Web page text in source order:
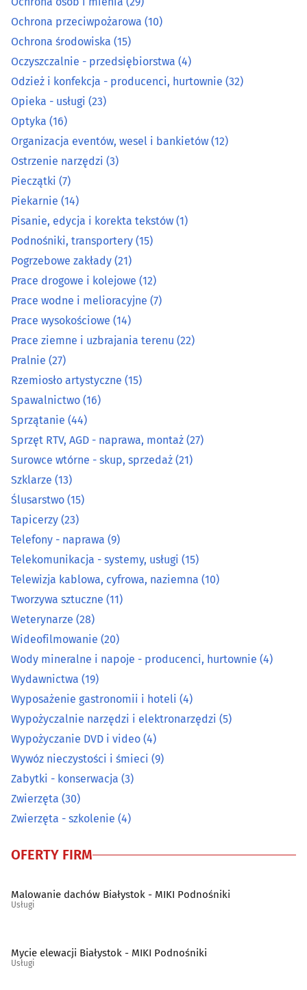
Mleko i produkty mleczne - producenci, hurtownie
Mrożonki (4)
Ochrona osób i mienia(29)
Ochrona przeciwpożarowa
Ochrona środowiska(15)
Oczyszczalnie - przedsiębiorstwa
Odzież i konfekcja - producenci, hurtownie
Opieka - usługi(23)
(16)
Organizacja eventów, wesel i bankietów
Ostrzenie narzędzi
Pieczątki (7)
Piekarnie (14)
Pisanie, edycja i korekta tekstów (1)
Podnośniki, transportery
Pogrzebowe zakłady(21)
Prace drogowe i kolejowe (12)
Prace wodne i melioracyjne
Prace wysokościowe(14)
Prace ziemne i uzbrajania terenu
Pralnie
Rzemiosło artystyczne(15)
Spawalnictwo(16)
Sprzątanie (44)
Sprzęt RTV, AGD - naprawa, montaż
Ślusarstwo(15)
Ochrona przeciwpożarowa (10)
Ochrona środowiska (15)
Oczyszczalnie - przedsiębiorstwa (4)
Odzież i konfekcja - producenci, hurtownie (32)
Opieka - usługi (23)
Optyka (16)
Organizacja eventów, wesel i bankietów (12)
Ostrzenie narzędzi (3)
Pieczątki (7)
Piekarnie (14)
Pisanie, edycja i korekta tekstów (1)
Podnośniki, transportery (15)
Pogrzebowe zakłady (21)
Prace drogowe i kolejowe (12)
Prace wodne i melioracyjne (7)
Prace wysokościowe (14)
Prace ziemne i uzbrajania terenu (22)
Pralnie (27)
Rzemiosło artystyczne (15)
Spawalnictwo (16)
Sprzątanie (44)
Sprzęt RTV, AGD - naprawa, montaż (27)
Surowce wtórne - skup, sprzedaż (21)
Szklarze (13)
Ślusarstwo (15)
Tapicerzy (23)
Telefony - naprawa (9)
Telekomunikacja - systemy, usługi (15)
Telewizja kablowa, cyfrowa, naziemna (10)
Tworzywa sztuczne (11)
Weterynarze (28)
Wideofilmowanie (20)
Wody mineralne i napoje - producenci, hurtownie (4)
Wydawnictwa (19)
Wyposażenie gastronomii i hoteli (4)
Wypożyczalnie narzędzi i elektronarzędzi (5)
Wypożyczanie DVD i video (4)
Wywóz nieczystości i śmieci (9)
Zabytki - konserwacja (3)
Zwierzęta (30)
Zwierzęta - szkolenie (4)
OFERTY FIRM
Malowanie dachów Białystok - MIKI Podnośniki
Usługi
Mycie elewacji Białystok - MIKI Podnośniki
Usługi